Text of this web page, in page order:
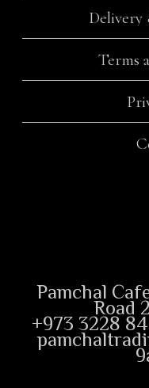
Delivery
Terms
Pamchal
Road
+973 3228